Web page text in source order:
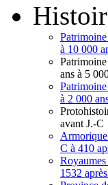
Hist
à 10 000
ans à 5
à 2 000
avant J.-C
C à 410
1532